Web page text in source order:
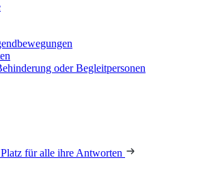
oder Begleitpersonen
für alle ihre Antworten